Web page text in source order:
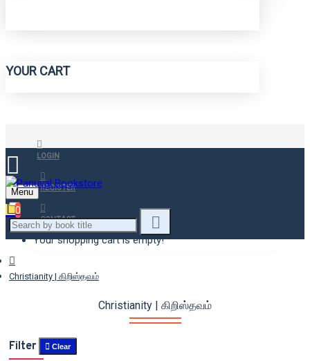
YOUR CART
LOGIN
REGISTER
CONTACT
Menu
0
Your shopping cart is empty!
Christianity | கிறிஸ்தவம்
Christianity | கிறிஸ்தவம்
Filter Clear